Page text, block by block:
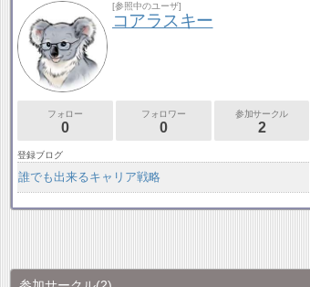
[参照中のユーザ]
コアラスキー
フォロー
0
フォロワー
0
参加サークル
2
登録ブログ
誰でも出来るキャリア戦略